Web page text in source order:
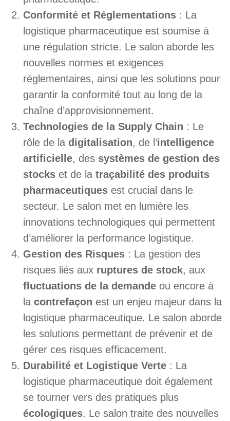
Conformité et Réglementations : La
logistique pharmaceutique est soumise à
une régulation stricte. Le salon aborde les
nouvelles normes et exigences
réglementaires, ainsi que les solutions pour
garantir la conformité tout au long de la
chaîne d’approvisionnement.
Technologies de la Supply Chain : Le
rôle de la digitalisation, de l’intelligence
artificielle, des systèmes de gestion des
stocks et de la traçabilité des produits
pharmaceutiques est crucial dans le
secteur. Le salon met en lumière les
innovations technologiques qui permettent
d’améliorer la performance logistique.
Gestion des Risques : La gestion des
risques liés aux ruptures de stock, aux
fluctuations de la demande ou encore à
la contrefaçon est un enjeu majeur dans la
logistique pharmaceutique. Le salon aborde
les solutions permettant de prévenir et de
gérer ces risques efficacement.
Durabilité et Logistique Verte : La
logistique pharmaceutique doit également
se tourner vers des pratiques plus
écologiques. Le salon traite des nouvelles